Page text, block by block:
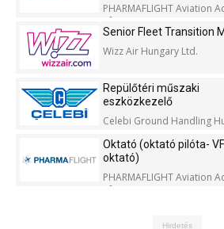
PHARMAFLIGHT Aviation
Kft.
Senior Fleet Transition
Wizz Air Hungary Ltd.
Repülőtéri műszaki
eszközkezelő
Celebi Ground Handling
Oktató (oktató pilóta-
oktató)
PHARMAFLIGHT Aviation
Kft.
Hirdetés